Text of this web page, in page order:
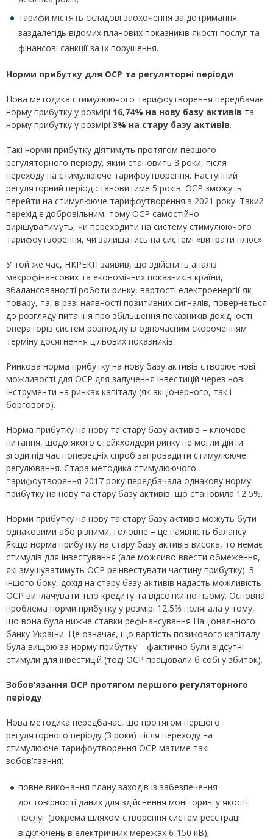
тарифи містять складові заохочення за дотримання
заздалегідь відомих планових показників якості послуг та
фінансові санкції за їх порушення.
Норми прибутку для ОСР та регуляторні періоди
Нова методика стимулюючого тарифоутворення передбачає
норму прибутку у розмірі 16,74% на нову базу активів та
норму прибутку у розмірі 3% на стару базу активів.
Такі норми прибутку діятимуть протягом першого
регуляторного періоду, який становить 3 роки, після
переходу на стимулююче тарифоутворення. Наступний
регуляторний період становитиме 5 років. ОСР зможуть
перейти на стимулююче тарифоутворення з 2021 року. Такий
перехід є добровільним, тому ОСР самостійно
вирішуватимуть, чи переходити на систему стимулюючого
тарифоутворення, чи залишатись на системі «витрати плюс».
У той же час, НКРЕКП заявив, що здійснить аналіз
макрофінансових та економічних показників країни,
збалансованості роботи ринку, вартості електроенергії як
товару, та, в разі наявності позитивних сигналів, повернеться
до розгляду питання про збільшення показників дохідності
операторів систем розподілу із одночасним скороченням
терміну досягнення цільових показників.
Ринкова норма прибутку на нову базу активів створює нові
можливості для ОСР для залучення інвестицій через нові
інструменти на ринках капіталу (як акціонерного, так і
боргового).
Норма прибутку на нову та стару базу активів – ключове
питання, щодо якого стейкхолдери ринку не могли дійти
згоди під час попередніх спроб запровадити стимулююче
регулювання. Стара методика стимулюючого
тарифоутворення 2017 року передбачала однакову норму
прибутку на нову та стару базу активів, що становила 12,5%.
Норми прибутку на нову та стару базу активів можуть бути
однаковими або різними, головне – це наявність балансу.
Якщо норма прибутку на стару базу активів висока, то немає
стимулів для інвестування (але можливо ввести обмеження,
які змушуватимуть ОСР реінвестувати частину прибутку). З
іншого боку, дохід на стару базу активів надасть можливість
ОСР виплачувати тіло кредиту та відсотки по ньому. Основна
проблема норми прибутку у розмірі 12,5% полягала у тому,
що вона була нижче ставки рефінансування Національного
банку України. Це означає, що вартість позикового капіталу
була вищою за норму прибутку – фактично були відсутні
стимули для інвестицій (тоді ОСР працювали б собі у збиток).
Зобов’язання ОСР протягом першого регуляторного
періоду
Нова методика передбачає, що протягом першого
регуляторного періоду (3 роки) після переходу на
стимулююче тарифоутворення ОСР матиме такі
зобов’язання:
повне виконання плану заходів із забезпечення
достовірності даних для здійснення моніторингу якості
послуг (зокрема шляхом створення систем реєстрації
відключень в електричних мережах 6-150 кВ);